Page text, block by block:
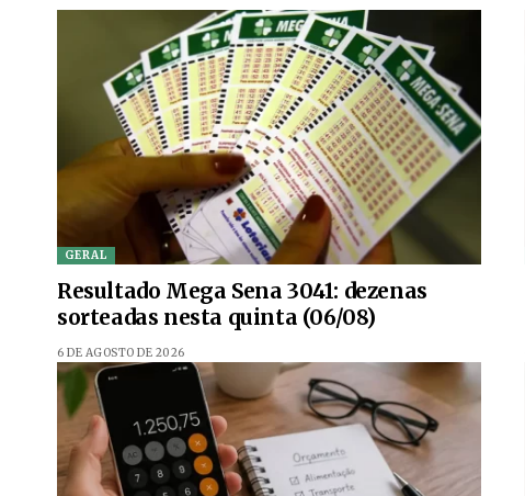
GERAL
Resultado Mega Sena 3041: dezenas
sorteadas nesta quinta (06/08)
6 DE AGOSTO DE 2026